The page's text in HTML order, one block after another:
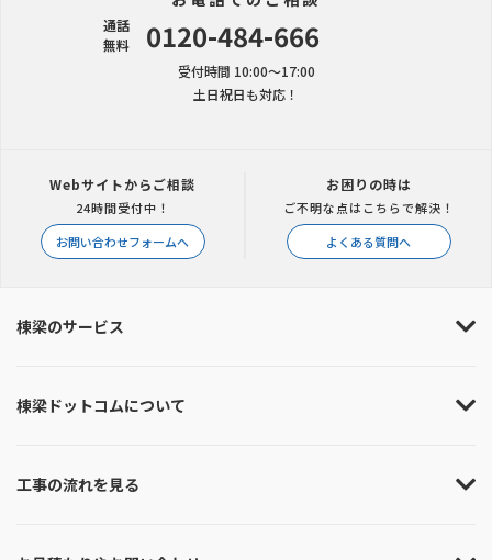
通話
無料
0120-484-666
受付時間 10:00〜17:00
土日祝日も対応！
Webサイトからご相談
24時間受付中！
お問い合わせフォームへ
お困りの時は
ご不明な点はこちらで解決！
よくある質問へ
棟梁のサービス
棟梁ドットコムについて
工事の流れを見る